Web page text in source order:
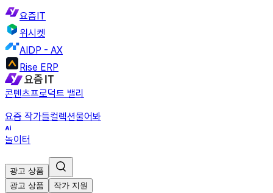
요즘IT
위시켓
AIDP - AX
Rise ERP
콘텐츠프로덕트 밸리
요즘 작가들컬렉션물어봐
놀이터
광고 상품
광고 상품
작가 지원